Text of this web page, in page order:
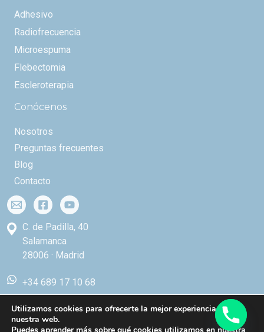
Adhesivo
Radiofrecuencia
Microespuma
Flebectomia
Escleroterapia
Conócenos
Nosotros
Preguntas frecuentes
Blog
Contacto
C. de Padilla, 40
Salamanca
28006 · Madrid
+34 689 17 10 68
Utilizamos cookies para ofrecerte la mejor experiencia en
nuestra web.